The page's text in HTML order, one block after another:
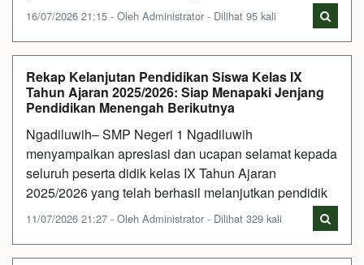
16/07/2026 21:15 - Oleh Administrator - Dilihat 95 kali
Rekap Kelanjutan Pendidikan Siswa Kelas IX
Tahun Ajaran 2025/2026: Siap Menapaki Jenjang
Pendidikan Menengah Berikutnya
Ngadiluwih– SMP Negeri 1 Ngadiluwih
menyampaikan apresiasi dan ucapan selamat kepada
seluruh peserta didik kelas IX Tahun Ajaran
2025/2026 yang telah berhasil melanjutkan pendidik
11/07/2026 21:27 - Oleh Administrator - Dilihat 329 kali